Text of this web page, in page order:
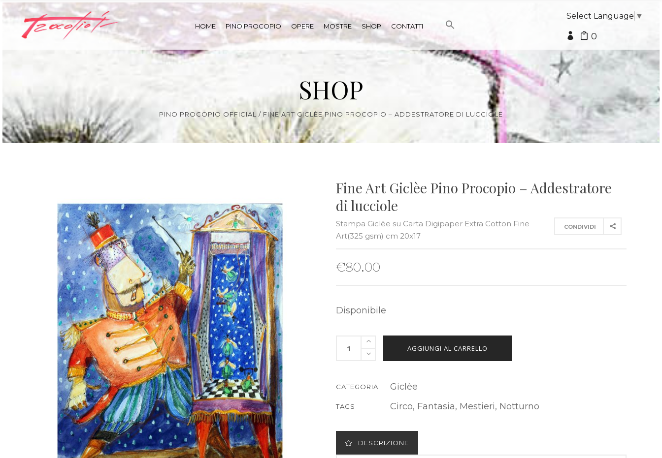
HOME PINO PROCOPIO OPERE MOSTRE SHOP CONTATTI
Select Language ▼
0
SHOP
PINO PROCOPIO OFFICIAL / FINE ART GICLÈE PINO PROCOPIO – ADDESTRATORE DI LUCCIOLE
Fine Art Giclèe Pino Procopio – Addestratore
di lucciole
CONDIVIDI
Stampa Giclèe su Carta Digipaper Extra Cotton Fine
Art(325 gsm) cm 20x17
€80.00
Disponibile
AGGIUNGI AL CARRELLO
CATEGORIA Giclèe
TAGS Circo, Fantasia, Mestieri, Notturno
DESCRIZIONE